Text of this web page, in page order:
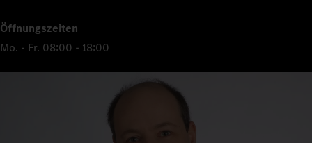
Öffnungszeiten
Mo. - Fr. 08:00 - 18:00